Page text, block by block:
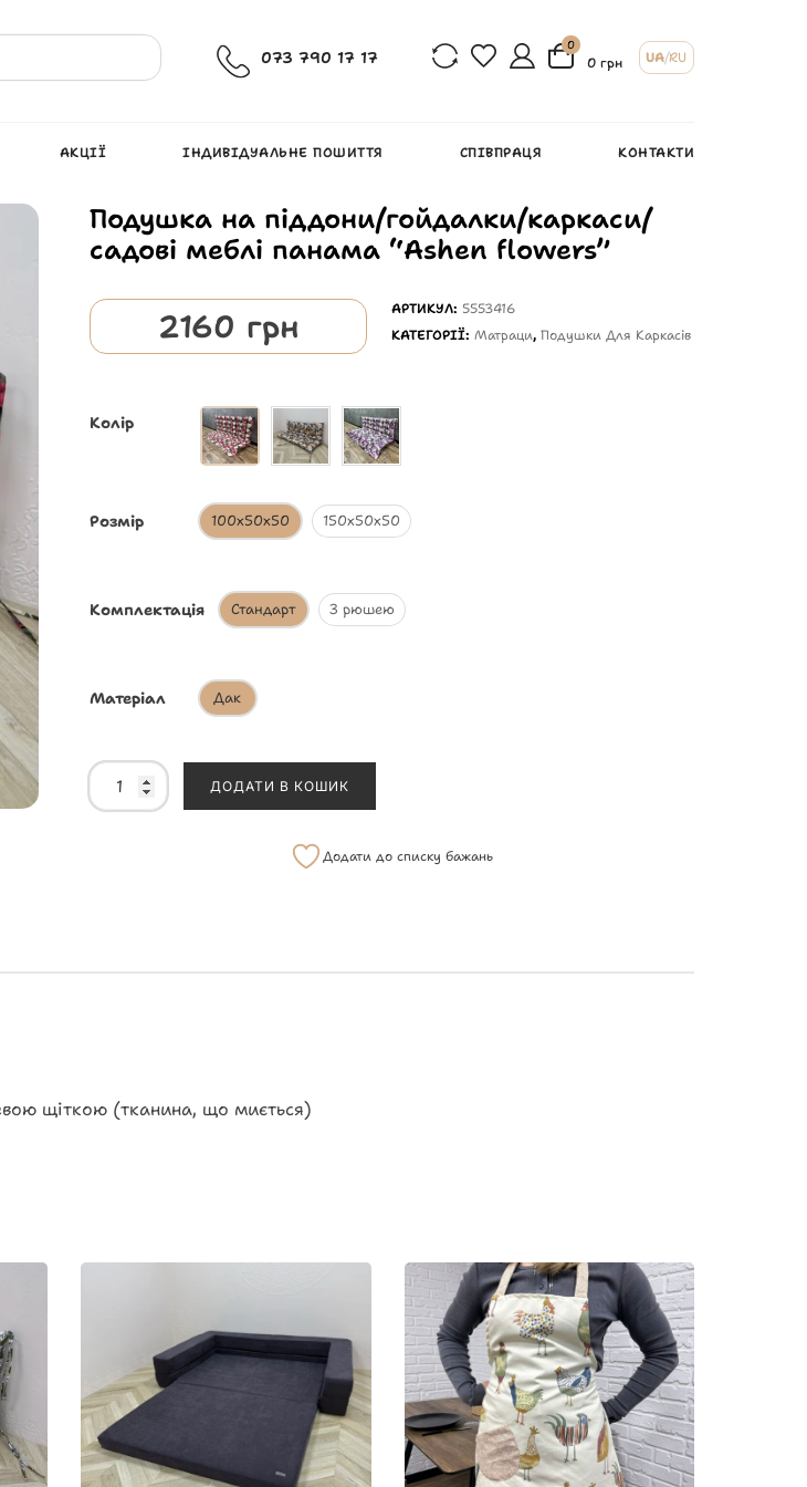
073 790 17 17
0
0 грн UA/RU
АКЦІЇ ІНДИВІДУАЛЬНЕ ПОШИТТЯ СПІВПРАЦЯ КОНТАКТИ
Подушка на піддони/гойдалки/каркаси/
садові меблі панама “Ashen flowers”
2160 грн АРТИКУЛ: 5553416
КАТЕГОРІЇ:Матраци,Подушки Для Каркасів
Колір
Розмір 100х50х50 150х50х50
Комплектація Стандарт З рюшею
Матеріал Дак
ДОДАТИ В КОШИК
Додати до списку бажань
щіткою (тканина, що миється)